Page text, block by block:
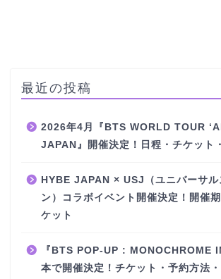
最近の投稿
2026年4月『BTS WORLD TOUR
JAPAN』開催決定！日程・チケット
HYBE JAPAN × USJ（ユニバーサル
ン）コラボイベント開催決定！開催
ケット
『BTS POP-UP : MONOCHROME
本で開催決定！チケット・予約方法